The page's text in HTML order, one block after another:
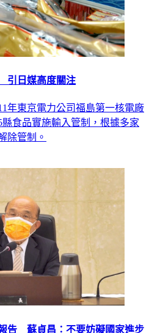
引日媒高度關注
年東京電力公司福島第一核電廠
食品實施輸入管制，根據多家
除管制。
告 蘇貞昌：不要妨礙國家進步